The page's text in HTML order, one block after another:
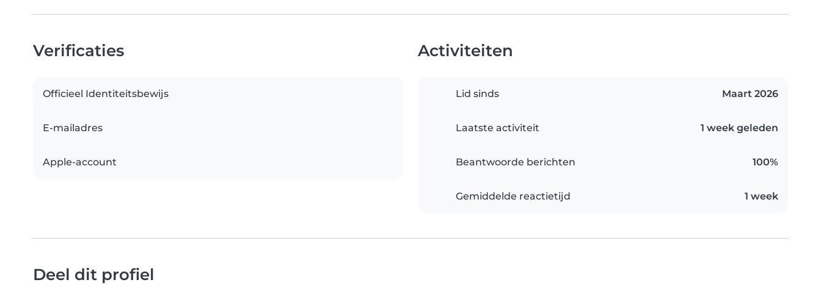
Verificaties
Officieel Identiteitsbewijs
E-mailadres
Apple-account
Activiteiten
Lid sinds Maart 2026
Laatste activiteit 1 week geleden
Beantwoorde berichten 100%
Gemiddelde reactietijd 1 week
Deel dit profiel